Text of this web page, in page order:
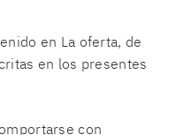
en La oferta, de
en los presentes
con